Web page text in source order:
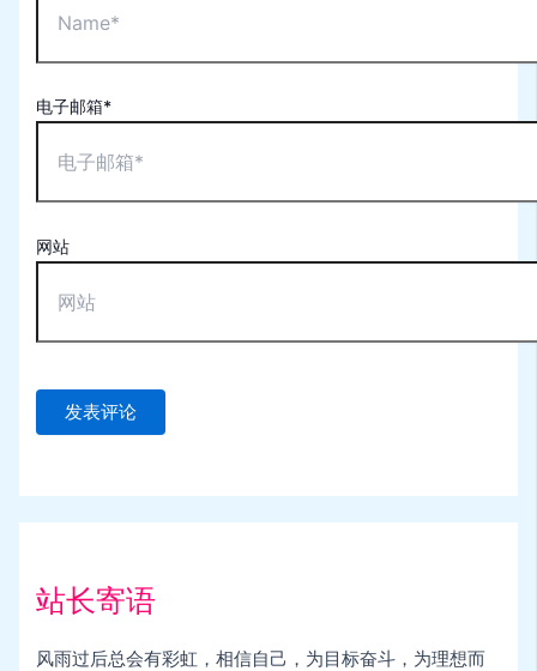
电子邮箱*
网站
站长寄语
风雨过后总会有彩虹，相信自己，为目标奋斗，为理想而